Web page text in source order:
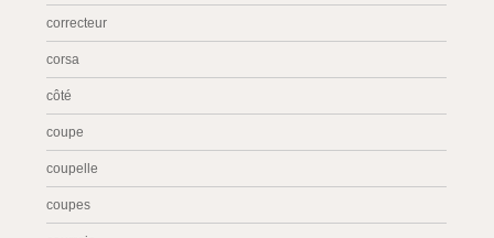
correcteur
corsa
côté
coupe
coupelle
coupes